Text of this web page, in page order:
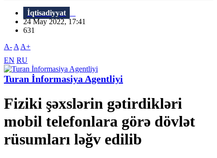
İqtisadiyyat
24 May 2022, 17:41
631
A- A A+
EN RU
Turan İnformasiya Agentliyi
Fiziki şəxslərin gətirdikləri
mobil telefonlara görə dövlət
rüsumları ləğv edilib